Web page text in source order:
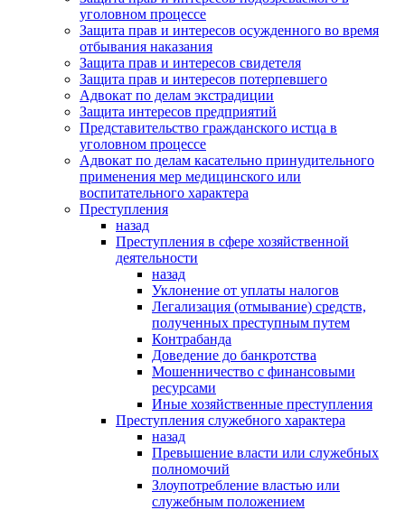
уголовном процессе
Защита прав и интересов осужденного во время
отбывания наказания
Защита прав и интересов свидетеля
Защита прав и интересов потерпевшего
Адвокат по делам экстрадиции
Защита интересов предприятий
Представительство гражданского истца в
уголовном процессе
Адвокат по делам касательно принудительного
применения мер медицинского или
воспитательного характера
Преступления
назад
Преступления в сфере хозяйственной
деятельности
назад
Уклонение от уплаты налогов
Легализация (отмывание) средств,
полученных преступным путем
Контрабанда
Доведение до банкротства
Мошенничество с финансовыми
ресурсами
Иные хозяйственные преступления
Преступления служебного характера
назад
Превышение власти или служебных
полномочий
Злоупотребление властью или
служебным положением